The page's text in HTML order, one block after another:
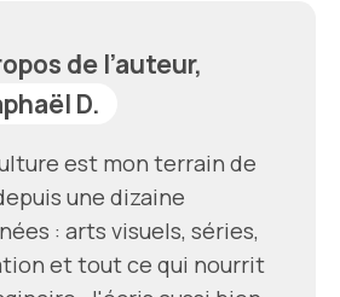
de l’auteur,
D.
est mon terrain de
une dizaine
: arts visuels, séries,
et tout ce qui nourrit